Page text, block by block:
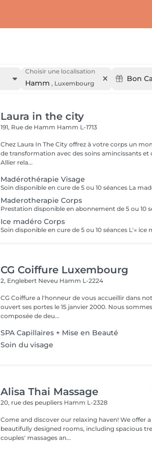
Choisir une localisation
Hamm , Luxembourg
Bon
Laura in the city
191, Rue de Hamm Hamm L-1713
Chez Laura In The City offrez à votre corps un
de transformation avec des soins amincissants et
Allier rela...
Madérothérapie Visage
Maderotherapie Corps
Ice madéro Corps
CG Coiffure Luxembourg
2, Englebert Neveu Hamm L-2224
CG Coiffure a l'honneur de vous accueillir dans
ouvert ses portes le 15 janvier 2000. Nous sommes une petite équipe
composée de deu...
SPA Capillaires + Mise en Beauté
Soin du visage
Alisa Thai Massage
20, rue des peupliers Hamm L-2328
Come and discover our relaxing haven! We offer a selection of
beautifully designed rooms, including spacious
couples' massages an...